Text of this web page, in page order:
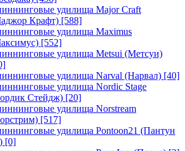
удилища Major Craft
Крафт) [588]
удилища Maximus
[552]
удилища Metsui (Метсуи)
удилища Narval (Нарвал) [40]
удилища Nordic Stage
Стейдж) [20]
удилища Norstream
[517]
удилища Pontoon21 (Пантун
[0]